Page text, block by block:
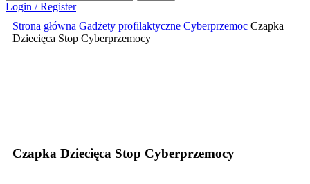
Login / Register
Strona główna Gadżety profilaktyczne Cyberprzemoc Czapka
Dziecięca Stop Cyberprzemocy
Czapka Dziecięca Stop Cyberprzemocy